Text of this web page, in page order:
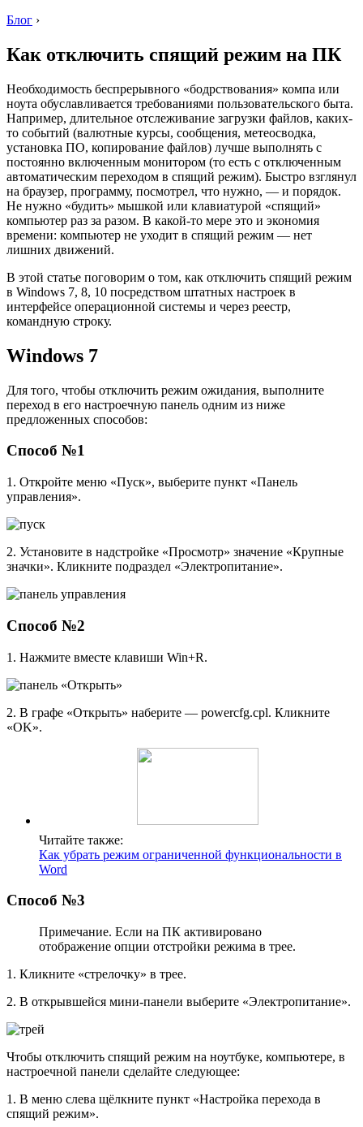
Блог ›
Как отключить спящий режим на ПК
Необходимость беспрерывного «бодрствования» компа или
ноута обуславливается требованиями пользовательского быта.
Например, длительное отслеживание загрузки файлов, каких-
то событий (валютные курсы, сообщения, метеосводка,
установка ПО, копирование файлов) лучше выполнять с
постоянно включенным монитором (то есть с отключенным
автоматическим переходом в спящий режим). Быстро взглянул
на браузер, программу, посмотрел, что нужно, — и порядок.
Не нужно «будить» мышкой или клавиатурой «спящий»
компьютер раз за разом. В какой-то мере это и экономия
времени: компьютер не уходит в спящий режим — нет
лишних движений.
В этой статье поговорим о том, как отключить спящий режим
в Windows 7, 8, 10 посредством штатных настроек в
интерфейсе операционной системы и через реестр,
командную строку.
Windows 7
Для того, чтобы отключить режим ожидания, выполните
переход в его настроечную панель одним из ниже
предложенных способов:
Способ №1
1. Откройте меню «Пуск», выберите пункт «Панель
управления».
2. Установите в надстройке «Просмотр» значение «Крупные
значки». Кликните подраздел «Электропитание».
Способ №2
1. Нажмите вместе клавиши Win+R.
2. В графе «Открыть» наберите — powercfg.cpl. Кликните
«OK».
Читайте также:
Как убрать режим ограниченной функциональности в
Word
Способ №3
Примечание. Если на ПК активировано
отображение опции отстройки режима в трее.
1. Кликните «стрелочку» в трее.
2. В открывшейся мини-панели выберите «Электропитание».
Чтобы отключить спящий режим на ноутбуке, компьютере, в
настроечной панели сделайте следующее:
1. В меню слева щёлкните пункт «Настройка перехода в
спящий режим».